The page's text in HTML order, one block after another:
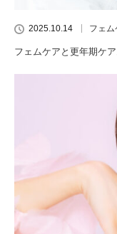
2025.10.14 フェム
フェムケアと更年期ケ